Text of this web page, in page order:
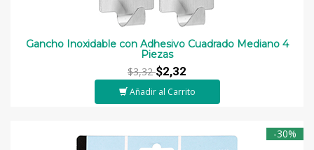
Gancho Inoxidable con Adhesivo Cuadrado Mediano 4
Piezas
$3,32$2,32
Añadir al Carrito
-30%